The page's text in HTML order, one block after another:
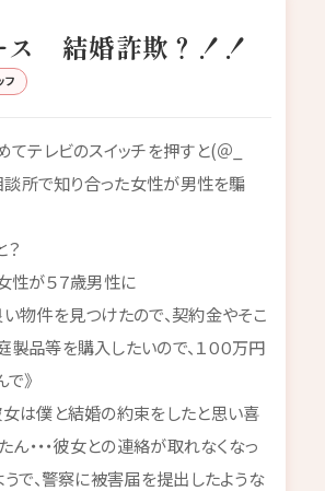
ス 結婚詐欺？！！
フ
てテレビのスイッチを押すと(＠_
談所で知り合った女性が男性を騙
性が５７歳男性に
物件を見つけたので、契約金やそこ
品等を購入したいので、１００万円
》
女は僕と結婚の約束をしたと思い喜
ん・・・彼女との連絡が取れなくなっ
うで、警察に被害届を提出したような